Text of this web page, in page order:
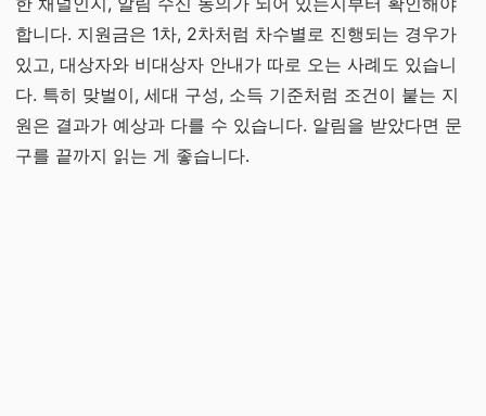
합니다. 지원금은 1차, 2차처럼 차수별로 진행되는 경우가
있고, 대상자와 비대상자 안내가 따로 오는 사례도 있습니
다. 특히 맞벌이, 세대 구성, 소득 기준처럼 조건이 붙는 지
원은 결과가 예상과 다를 수 있습니다. 알림을 받았다면 문
구를 끝까지 읽는 게 좋습니다.